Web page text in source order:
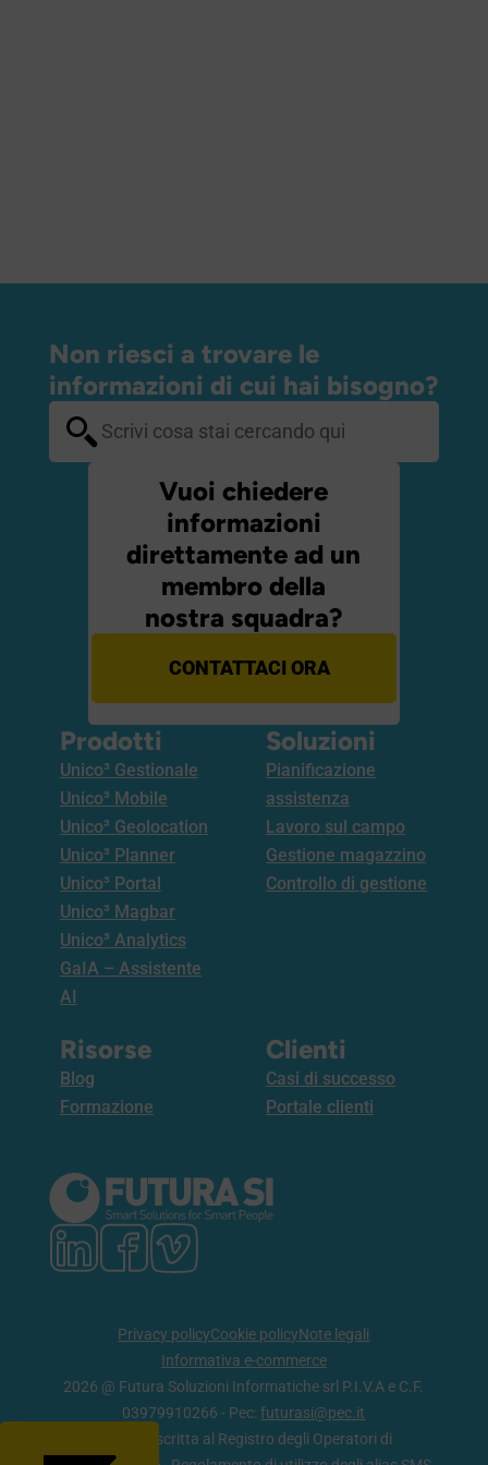
Non riesci a trovare le
informazioni di cui hai bisogno?
Vuoi chiedere
informazioni
direttamente ad un
membro della
nostra squadra?
CONTATTACI ORA
Prodotti
Unico³ Gestionale
Unico³ Mobile
Unico³ Geolocation
Unico³ Planner
Unico³ Portal
Unico³ Magbar
Unico³ Analytics
GaIA – Assistente
AI
Soluzioni
Pianificazione
assistenza
Lavoro sul campo
Gestione magazzino
Controllo di gestione
Risorse
Blog
Formazione
Clienti
Casi di successo
Portale clienti
2026 @ Futura Soluzioni Informatiche srl P.I.V.A e C.F.
03979910266 - Pec:futurasi@pec.it
Azienda iscritta al Registro degli Operatori di
Privacy policyCookie policyNote legali
Informativa e-commerce